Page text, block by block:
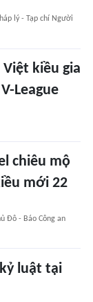
kiều gia
League
chiêu mộ
mới 22
luật tại